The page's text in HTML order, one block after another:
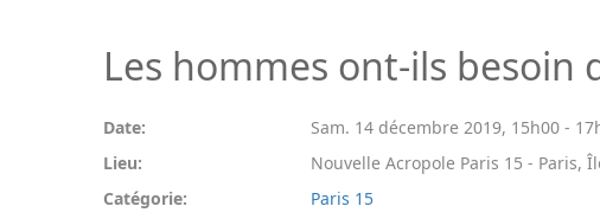
Les hommes ont-ils besoin
Date: Sam. 14 décembre 2019, 15h00 -
Lieu:
Nouvelle Acropole Paris 15 - Paris,
Catégorie:
Paris 15